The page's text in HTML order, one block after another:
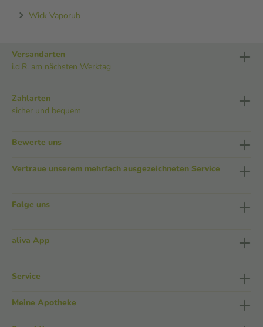
Wick Vaporub
Versandarten
i.d.R. am nächsten Werktag
Zahlarten
sicher und bequem
Bewerte uns
Vertraue unserem mehrfach ausgezeichneten Service
Folge uns
aliva App
Service
Meine Apotheke